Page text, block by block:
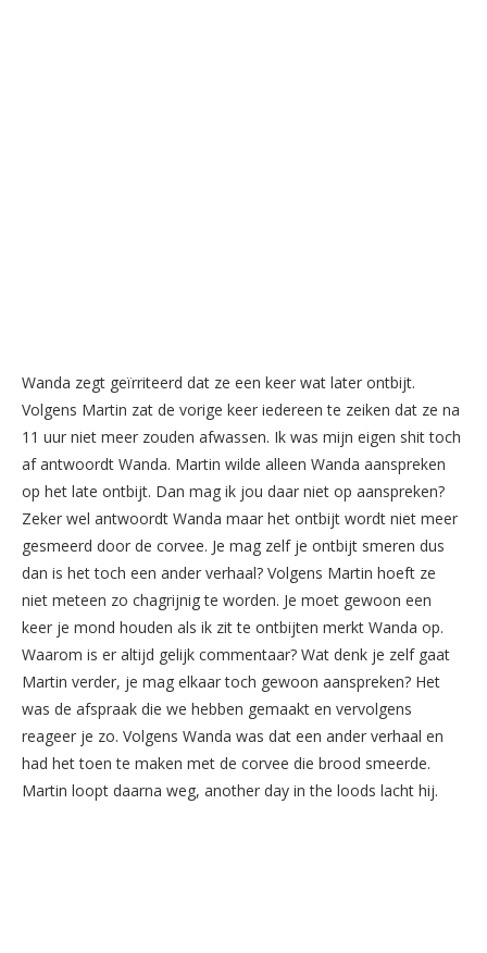
Wanda zegt geïrriteerd dat ze een keer wat later ontbijt.
Volgens Martin zat de vorige keer iedereen te zeiken dat ze na
11 uur niet meer zouden afwassen. Ik was mijn eigen shit toch
af antwoordt Wanda. Martin wilde alleen Wanda aanspreken
op het late ontbijt. Dan mag ik jou daar niet op aanspreken?
Zeker wel antwoordt Wanda maar het ontbijt wordt niet meer
gesmeerd door de corvee. Je mag zelf je ontbijt smeren dus
dan is het toch een ander verhaal? Volgens Martin hoeft ze
niet meteen zo chagrijnig te worden. Je moet gewoon een
keer je mond houden als ik zit te ontbijten merkt Wanda op.
Waarom is er altijd gelijk commentaar? Wat denk je zelf gaat
Martin verder, je mag elkaar toch gewoon aanspreken? Het
was de afspraak die we hebben gemaakt en vervolgens
reageer je zo. Volgens Wanda was dat een ander verhaal en
had het toen te maken met de corvee die brood smeerde.
Martin loopt daarna weg, another day in the loods lacht hij.